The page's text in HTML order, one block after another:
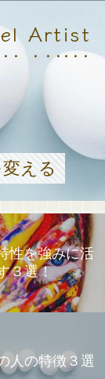
Artist
える
性を強みに活
３選！
人の特徴３選